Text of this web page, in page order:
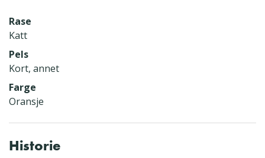
Rase
Katt
Pels
Kort, annet
Farge
Oransje
Historie